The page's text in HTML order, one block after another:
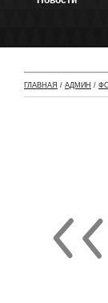
ГЛАВНАЯ / АДМИН /